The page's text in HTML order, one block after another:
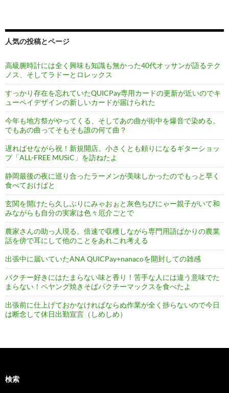
人気の投稿とページ
高級腕時計には全く興味も知識も無かった40代オッサンが語るテク
ノス、そしてラドーとロレックス
すっかり存在を忘れていたQUICPay専用カードの更新が近いのでキ
ューペイデザインの新しいカードが届けられた
今年も地方祭がやってくる、そしてあの曲が街中を爆音で染める。
でもあの曲ってそもそも誰の何て曲？
遅ればせながら祝！新規開店。小さくとも頼りになるギターショッ
プ「ALL-FREE MUSiC」を訪ねたよ
静岡最後の夜に巡り合ったラーメンが美味しかったのでもっと早く
食べておけばと
玄関を開けたら久しぶりにみゃおぉと灰色ちびにゃー親子がいて和
みながらも自分の実家は色々厄介ごとで
農家さんの助っ人現る。倍速で収穫しながら専門用語ばかりの農業
話を傍で耳にして他のことをあれこれ考える
出張中に届いていたANA QUICPay+nanacoを開封しての雑感
パクチー好きにはたまらない味と香り！苦手な人には違う意味でた
まらない！ペヤング焼きそばパクチーマックスを食べたよ
出張前に仕上げておかなければならぬ作業が全く捗らないので今日
は断念して休日出勤宣言（しめしめ）
検索